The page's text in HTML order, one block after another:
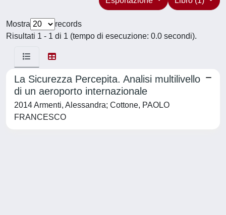
Mostra
records
Risultati 1 - 1 di 1 (tempo di esecuzione: 0.0 secondi).
La Sicurezza Percepita. Analisi multilivello
di un aeroporto internazionale
2014 Armenti, Alessandra; Cottone, PAOLO
FRANCESCO